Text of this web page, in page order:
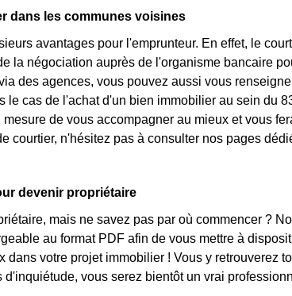
dans les communes voisines
avantages pour l'emprunteur. En effet, le
la négociation auprès de l'organisme bancaire
des agences, vous pouvez aussi vous
le cas de l'achat d'un bien immobilier au sein du
de vous accompagner au mieux et vous
courtier, n'hésitez pas à consulter nos pages
devenir propriétaire
mais ne savez pas par où commencer ?
au format PDF afin de vous mettre à
dans votre projet immobilier ! Vous y retrouverez
vous serez bientôt un vrai